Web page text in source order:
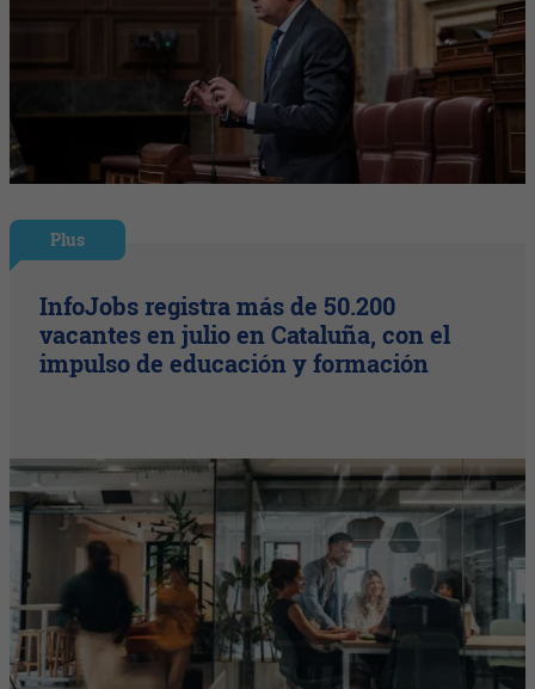
Plus
InfoJobs registra más de 50.200
vacantes en julio en Cataluña, con el
impulso de educación y formación